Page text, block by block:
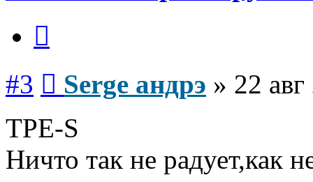
#3 Serge андрэ » 22
TPE-S
Ничто так не радует,как